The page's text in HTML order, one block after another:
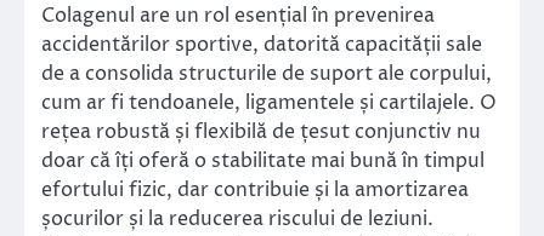
Colagenul are un rol esențial în prevenirea
accidentărilor sportive, datorită capacității sale
de a consolida structurile de suport ale corpului,
cum ar fi tendoanele, ligamentele și cartilajele. O
rețea robustă și flexibilă de țesut conjunctiv nu
doar că îți oferă o stabilitate mai bună în timpul
efortului fizic, dar contribuie și la amortizarea
șocurilor și la reducerea riscului de leziuni.